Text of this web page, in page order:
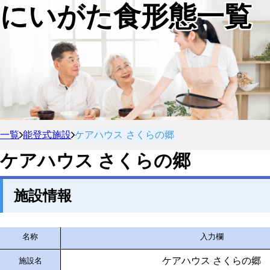
にいがた食形態一覧
一覧 能登式施設 ケアハウス さくらの郷
ケアハウス さくらの郷
施設情報